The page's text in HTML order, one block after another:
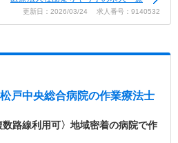
更新日：2026/03/24 求人番号：9140532
戸中央総合病院の作業療法士
路線利用可〉地域密着の病院で作